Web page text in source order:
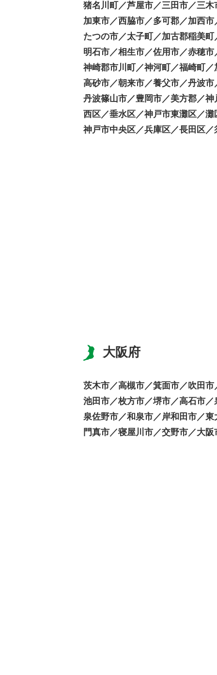
猪名川町／芦屋市／三田市／三木
加東市／西脇市／多可郡／加西市
たつの市／太子町／加古郡稲美町
明石市／相生市／佐用市／赤穂市
神崎郡市川町／神河町／福崎町／
高砂市／朝来市／養父市／丹波市
丹波篠山市／豊岡市／美方郡／神
西区／垂水区／神戸市東灘区／灘
神戸市中央区／兵庫区／長田区／
大阪府
茨木市／高槻市／箕面市／吹田市
池田市／枚方市／堺市／高石市／
泉佐野市／和泉市／ 岸和田市／東
門真市／寝屋川市／交野市／大阪